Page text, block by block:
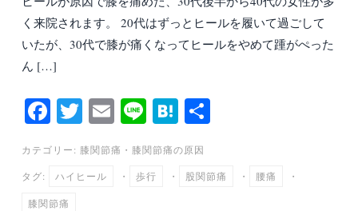
く来院されます。 20代はずっとヒールを履いて過ごして
いたが、30代で膝が痛くなってヒールをやめて踵がぺった
ん […]
Fa
ce
bo
ok
T
wi
tte
r
E
m
ail
Li
ne
H
at
en
a
カテゴリー: 膝関節痛 ・ 膝関節痛の原因
タグ: ハイヒール ・ 歩行 ・ 股関節痛 ・ 腰痛 ・
膝関節痛